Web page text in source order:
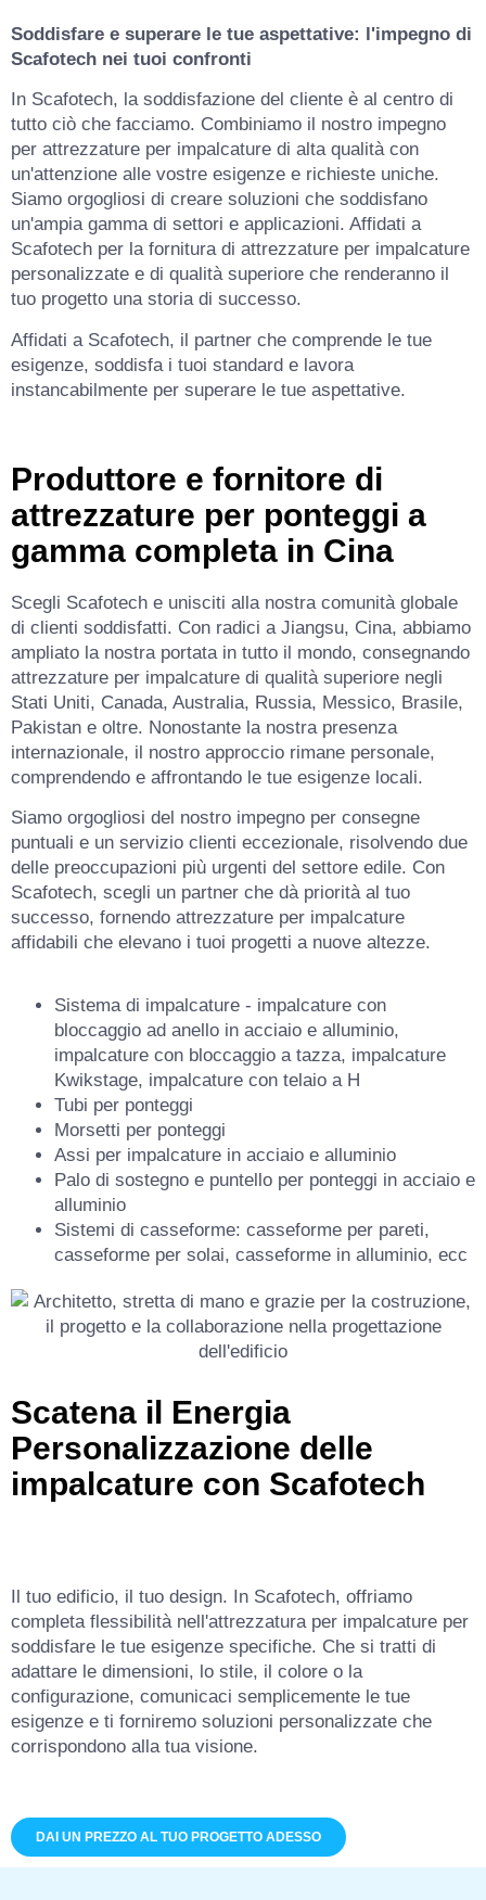
Soddisfare e superare le tue aspettative: l'impegno di
Scafotech nei tuoi confronti
In Scafotech, la soddisfazione del cliente è al centro di
tutto ciò che facciamo. Combiniamo il nostro impegno
per attrezzature per impalcature di alta qualità con
un'attenzione alle vostre esigenze e richieste uniche.
Siamo orgogliosi di creare soluzioni che soddisfano
un'ampia gamma di settori e applicazioni. Affidati a
Scafotech per la fornitura di attrezzature per impalcature
personalizzate e di qualità superiore che renderanno il
tuo progetto una storia di successo.
Affidati a Scafotech, il partner che comprende le tue
esigenze, soddisfa i tuoi standard e lavora
instancabilmente per superare le tue aspettative.
Produttore e fornitore di
attrezzature per ponteggi a
gamma completa in Cina
Scegli Scafotech e unisciti alla nostra comunità globale
di clienti soddisfatti. Con radici a Jiangsu, Cina, abbiamo
ampliato la nostra portata in tutto il mondo, consegnando
attrezzature per impalcature di qualità superiore negli
Stati Uniti, Canada, Australia, Russia, Messico, Brasile,
Pakistan e oltre. Nonostante la nostra presenza
internazionale, il nostro approccio rimane personale,
comprendendo e affrontando le tue esigenze locali.
Siamo orgogliosi del nostro impegno per consegne
puntuali e un servizio clienti eccezionale, risolvendo due
delle preoccupazioni più urgenti del settore edile. Con
Scafotech, scegli un partner che dà priorità al tuo
successo, fornendo attrezzature per impalcature
affidabili che elevano i tuoi progetti a nuove altezze.
Sistema di impalcature - impalcature con
bloccaggio ad anello in acciaio e alluminio,
impalcature con bloccaggio a tazza, impalcature
Kwikstage, impalcature con telaio a H
Tubi per ponteggi
Morsetti per ponteggi
Assi per impalcature in acciaio e alluminio
Palo di sostegno e puntello per ponteggi in acciaio e
alluminio
Sistemi di casseforme: casseforme per pareti,
casseforme per solai, casseforme in alluminio, ecc
Scatena il Energia
Personalizzazione delle
impalcature con Scafotech
Il tuo edificio, il tuo design. In Scafotech, offriamo
completa flessibilità nell'attrezzatura per impalcature per
soddisfare le tue esigenze specifiche. Che si tratti di
adattare le dimensioni, lo stile, il colore o la
configurazione, comunicaci semplicemente le tue
esigenze e ti forniremo soluzioni personalizzate che
corrispondono alla tua visione.
DAI UN PREZZO AL TUO PROGETTO ADESSO